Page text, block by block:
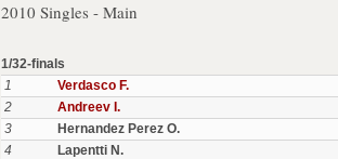
2010 Singles - Main
1/32-finals
1
Verdasco F.
2
Andreev I.
3
Hernandez Perez O.
4
Lapentti N.